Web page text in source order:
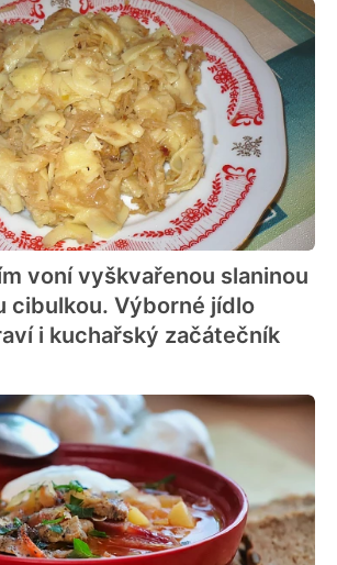
voní vyškvařenou slaninou
cibulkou. Výborné jídlo
i kuchařský začátečník